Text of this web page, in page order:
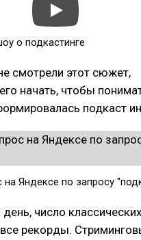
о подкастинге
смотрели этот сюжет,
начать, чтобы
подкаст
Яндексе по запросу
число
рекорды.